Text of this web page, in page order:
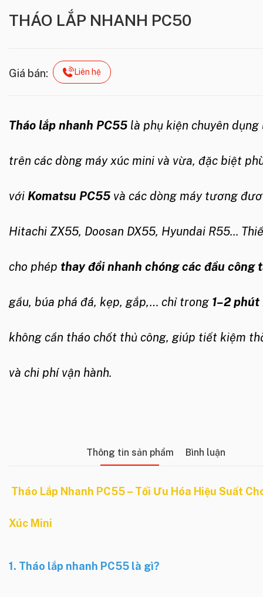
THÁO LẮP NHANH PC50
Giá bán: Liên hệ
Tháo lắp nhanh PC55 là phụ kiện chuyên dụng
trên các dòng máy xúc mini và vừa, đặc biệt
với Komatsu PC55 và các dòng máy tương
Hitachi ZX55, Doosan DX55, Hyundai R55...
cho phép thay đổi nhanh chóng các đầu công
gầu, búa phá đá, kẹp, gắp,… chỉ trong 1–2 phút
không cần tháo chốt thủ công, giúp tiết kiệm
và chi phí vận hành.
Thông tin sản phẩm Bình luận
Tháo Lắp Nhanh PC55 – Tối Ưu Hóa Hiệu Suất
Xúc Mini
1. Tháo lắp nhanh PC55 là gì?